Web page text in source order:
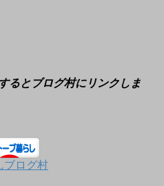
るとブログ村にリンクしま
ブログ村